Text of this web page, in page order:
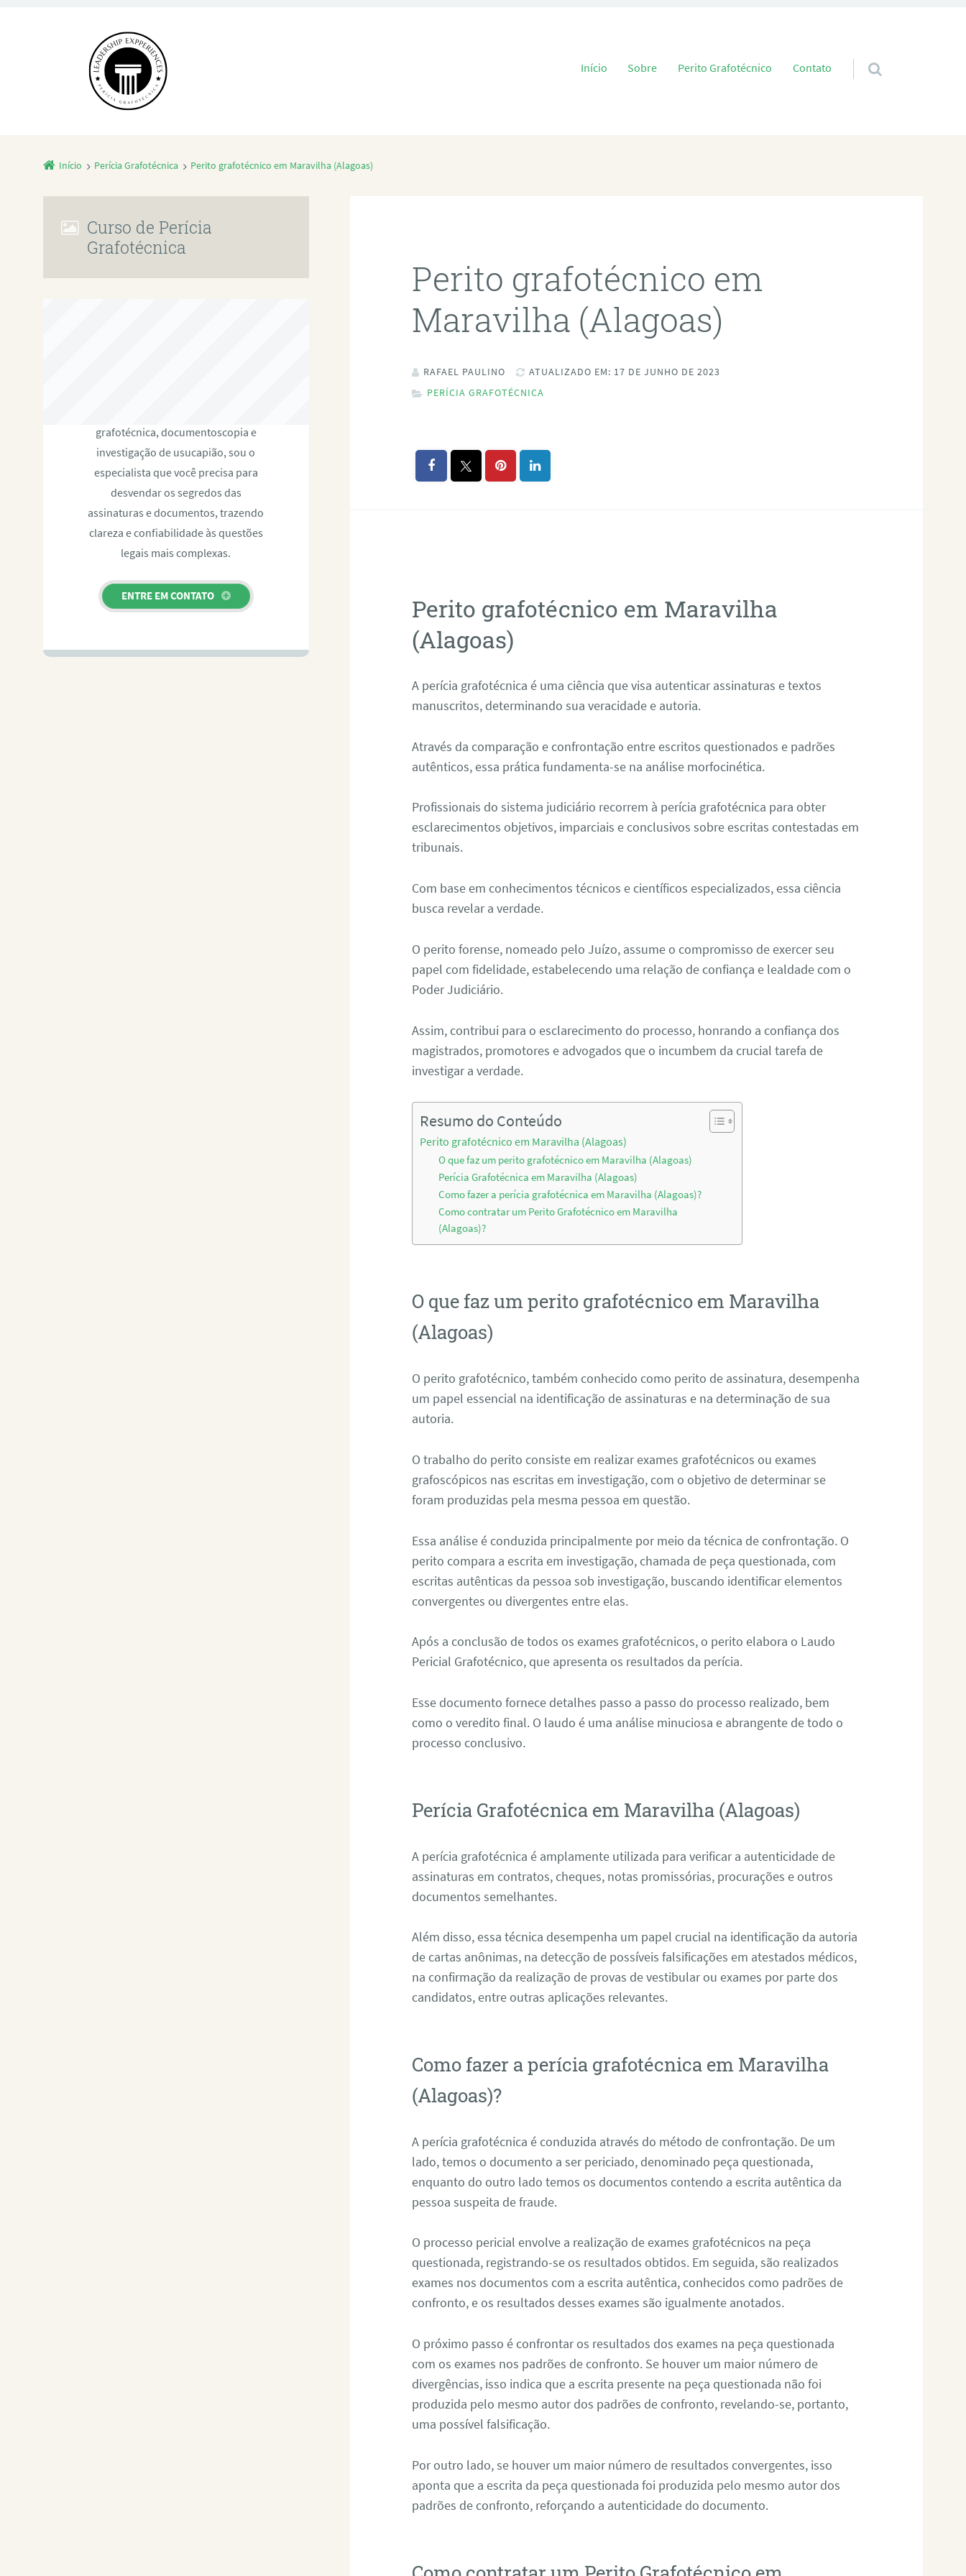
Pular para o conteúdo
Início Sobre Perito Grafotécnico Contato
Início Perícia Grafotécnica Perito grafotécnico em Maravilha (Alagoas)
Perito grafotécnico em
Maravilha (Alagoas)
RAFAEL PAULINO
ATUALIZADO EM: 17 DE JUNHO DE 2023
PERÍCIA GRAFOTÉCNICA
Perito grafotécnico em Maravilha
(Alagoas)
A perícia grafotécnica é uma ciência que visa autenticar assinaturas e textos
manuscritos, determinando sua veracidade e autoria.
Através da comparação e confrontação entre escritos questionados e padrões
autênticos, essa prática fundamenta-se na análise morfocinética.
Profissionais do sistema judiciário recorrem à perícia grafotécnica para obter
esclarecimentos objetivos, imparciais e conclusivos sobre escritas contestadas em
tribunais.
Com base em conhecimentos técnicos e científicos especializados, essa ciência
busca revelar a verdade.
O perito forense, nomeado pelo Juízo, assume o compromisso de exercer seu
papel com fidelidade, estabelecendo uma relação de confiança e lealdade com o
Poder Judiciário.
Assim, contribui para o esclarecimento do processo, honrando a confiança dos
magistrados, promotores e advogados que o incumbem da crucial tarefa de
investigar a verdade.
Resumo do Conteúdo
Perito grafotécnico em Maravilha (Alagoas)
O que faz um perito grafotécnico em Maravilha (Alagoas)
Perícia Grafotécnica em Maravilha (Alagoas)
Como fazer a perícia grafotécnica em Maravilha (Alagoas)?
Como contratar um Perito Grafotécnico em Maravilha
(Alagoas)?
O que faz um perito grafotécnico em Maravilha
(Alagoas)
O perito grafotécnico, também conhecido como perito de assinatura, desempenha
um papel essencial na identificação de assinaturas e na determinação de sua
autoria.
O trabalho do perito consiste em realizar exames grafotécnicos ou exames
grafoscópicos nas escritas em investigação, com o objetivo de determinar se
foram produzidas pela mesma pessoa em questão.
Essa análise é conduzida principalmente por meio da técnica de confrontação. O
perito compara a escrita em investigação, chamada de peça questionada, com
escritas autênticas da pessoa sob investigação, buscando identificar elementos
convergentes ou divergentes entre elas.
Após a conclusão de todos os exames grafotécnicos, o perito elabora o Laudo
Pericial Grafotécnico, que apresenta os resultados da perícia.
Esse documento fornece detalhes passo a passo do processo realizado, bem
como o veredito final. O laudo é uma análise minuciosa e abrangente de todo o
processo conclusivo.
Perícia Grafotécnica em Maravilha (Alagoas)
A perícia grafotécnica é amplamente utilizada para verificar a autenticidade de
assinaturas em contratos, cheques, notas promissórias, procurações e outros
documentos semelhantes.
Além disso, essa técnica desempenha um papel crucial na identificação da autoria
de cartas anônimas, na detecção de possíveis falsificações em atestados médicos,
na confirmação da realização de provas de vestibular ou exames por parte dos
candidatos, entre outras aplicações relevantes.
Como fazer a perícia grafotécnica em Maravilha
(Alagoas)?
A perícia grafotécnica é conduzida através do método de confrontação. De um
lado, temos o documento a ser periciado, denominado peça questionada,
enquanto do outro lado temos os documentos contendo a escrita autêntica da
pessoa suspeita de fraude.
O processo pericial envolve a realização de exames grafotécnicos na peça
questionada, registrando-se os resultados obtidos. Em seguida, são realizados
exames nos documentos com a escrita autêntica, conhecidos como padrões de
confronto, e os resultados desses exames são igualmente anotados.
O próximo passo é confrontar os resultados dos exames na peça questionada
com os exames nos padrões de confronto. Se houver um maior número de
divergências, isso indica que a escrita presente na peça questionada não foi
produzida pelo mesmo autor dos padrões de confronto, revelando-se, portanto,
uma possível falsificação.
Por outro lado, se houver um maior número de resultados convergentes, isso
aponta que a escrita da peça questionada foi produzida pelo mesmo autor dos
padrões de confronto, reforçando a autenticidade do documento.
Curso de Perícia
Grafotécnica
grafotécnica, documentoscopia e
investigação de usucapião, sou o
especialista que você precisa para
desvendar os segredos das
assinaturas e documentos, trazendo
clareza e confiabilidade às questões
legais mais complexas.
ENTRE EM CONTATO